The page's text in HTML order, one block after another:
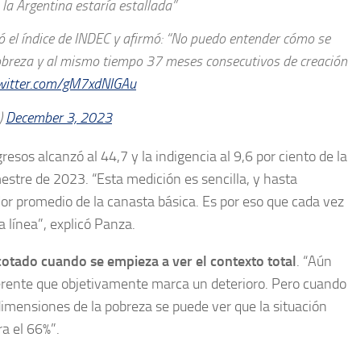
la Argentina estaría estallada”
índice de INDEC y afirmó: “No puedo entender cómo se
y al mismo tiempo 37 meses consecutivos de creación
gM7xdNIGAu
December 3, 2023
alcanzó al 44,7 y la indigencia al 9,6 por ciento de la
de 2023. “Esta medición es sencilla, y hasta
promedio de la canasta básica. Es por eso que cada vez
línea”, explicó Panza.
cuando se empieza a ver el contexto total. “Aún
que objetivamente marca un deterioro. Pero cuando
de la pobreza se puede ver que la situación
el 66%”.